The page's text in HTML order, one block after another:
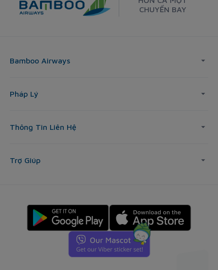
CHUYẾN BAY
Bamboo Airways
Pháp Lý
Thông Tin Liên Hệ
Trợ Giúp